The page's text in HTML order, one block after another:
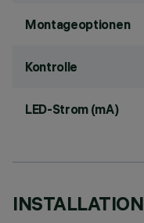
Montageoptionen
Kontrolle
LED-Strom (mA)
INSTALLATION